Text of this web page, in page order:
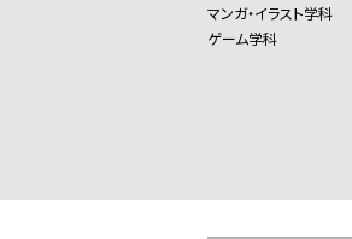
マンガ・イラスト学科
ゲーム学科